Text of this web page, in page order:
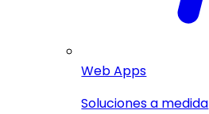
Web Apps
Soluciones a medida